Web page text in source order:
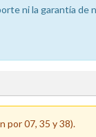
ni la garantía de
por 07, 35 y 38).